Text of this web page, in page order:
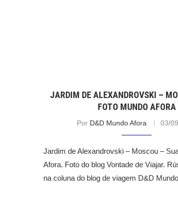
JARDIM DE ALEXANDROVSKI –
FOTO MUNDO AFORA
Por D&D Mundo Afora 03/
Jardim de Alexandrovski – Moscou –
Afora. Foto do blog Vontade de Viajar.
na coluna do blog de viagem D&D